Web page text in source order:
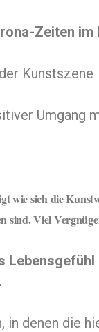
Zeiten
Kunstszene
Umgang
wie sich die
sind. Viel
in denen die